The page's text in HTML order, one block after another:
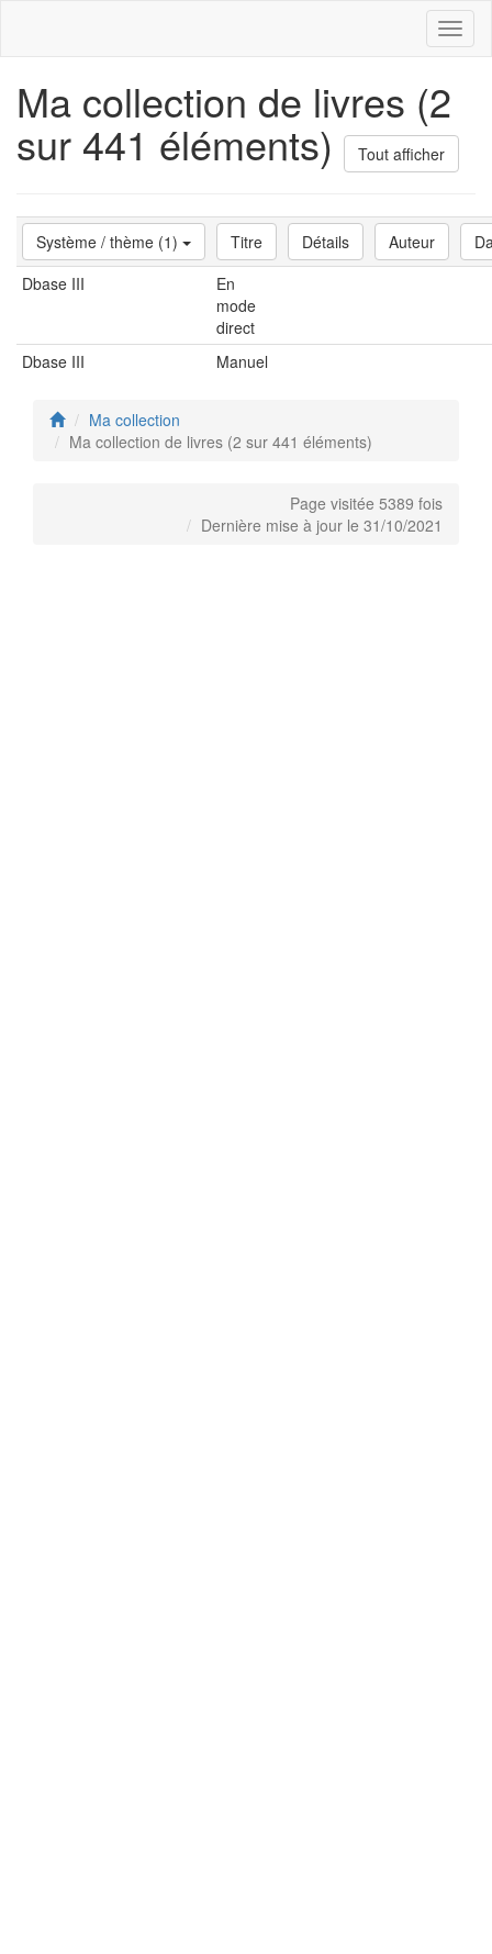
Ma collection de livres (2
sur 441 éléments) Tout afficher
Système / thème (1) Titre Détails Auteur
Dbase III
En
mode
direct
Dbase III
Manuel
Ma collection
Ma collection de livres (2 sur 441 éléments)
Page visitée 5389 fois
Dernière mise à jour le 31/10/2021